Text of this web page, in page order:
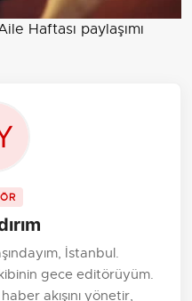
Haftası paylaşımı
İstanbul.
gece editörüyüm.
akışını yönetir,